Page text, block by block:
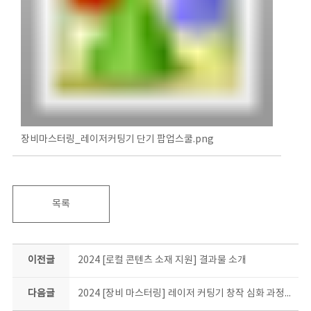
장비마스터링_레이저커팅기 단기 팝업스쿨.png
목록
이전글 2024 [로컬 콘텐츠 소재 지원] 결과물 소개
다음글 2024 [장비 마스터링] 레이저 커팅기 창작 심화 과정 결과물 소개